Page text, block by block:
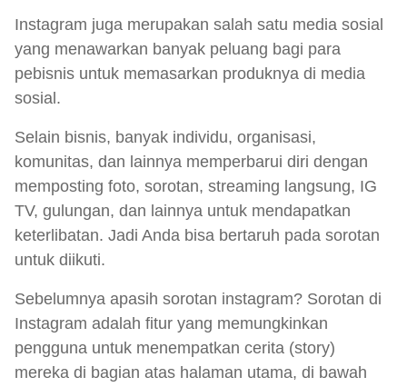
Instagram juga merupakan salah satu media sosial
yang menawarkan banyak peluang bagi para
pebisnis untuk memasarkan produknya di media
sosial.
Selain bisnis, banyak individu, organisasi,
komunitas, dan lainnya memperbarui diri dengan
memposting foto, sorotan, streaming langsung, IG
TV, gulungan, dan lainnya untuk mendapatkan
keterlibatan. Jadi Anda bisa bertaruh pada sorotan
untuk diikuti.
Sebelumnya apasih sorotan instagram? Sorotan di
Instagram adalah fitur yang memungkinkan
pengguna untuk menempatkan cerita (story)
mereka di bagian atas halaman utama, di bawah